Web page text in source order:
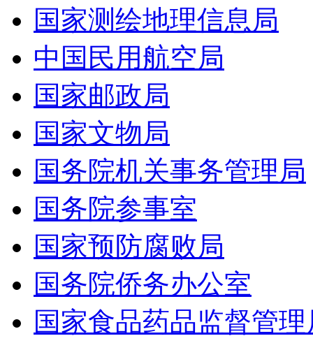
国家测绘地理信息局
中国民用航空局
国家邮政局
国家文物局
国务院机关事务管理局
国务院参事室
国家预防腐败局
国务院侨务办公室
国家食品药品监督管理